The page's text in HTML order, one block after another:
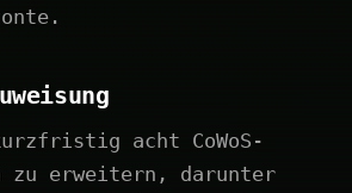
acht CoWoS-
zu erweitern, darunter